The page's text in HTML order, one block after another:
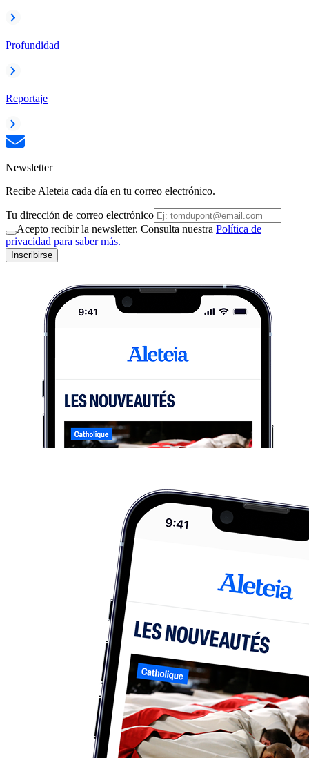
Profundidad
Reportaje
Newsletter
Recibe Aleteia cada día en tu correo electrónico.
Tu dirección de correo electrónico
Acepto recibir la newsletter. Consulta nuestra Política de
privacidad para saber más.
Inscribirse